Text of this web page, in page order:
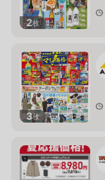
2枚
3枚